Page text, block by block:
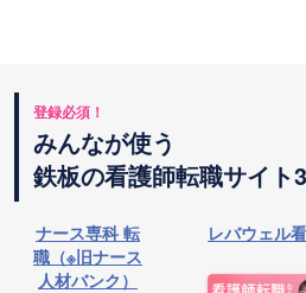
登録必須！
みんなが使う
鉄板の看護師転職サイト3
ナース専科 転
職（※旧ナース
人材バンク）
レバウェル